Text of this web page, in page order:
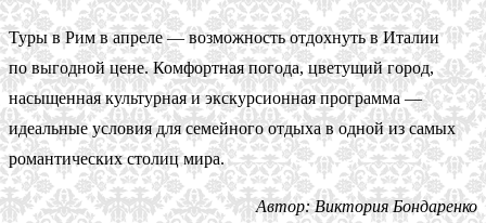
Туры в Рим в апреле — возможность отдохнуть в Италии
по выгодной цене. Комфортная погода, цветущий город,
насыщенная культурная и экскурсионная программа —
идеальные условия для семейного отдыха в одной из самых
романтических столиц мира.
Автор: Виктория Бондаренко